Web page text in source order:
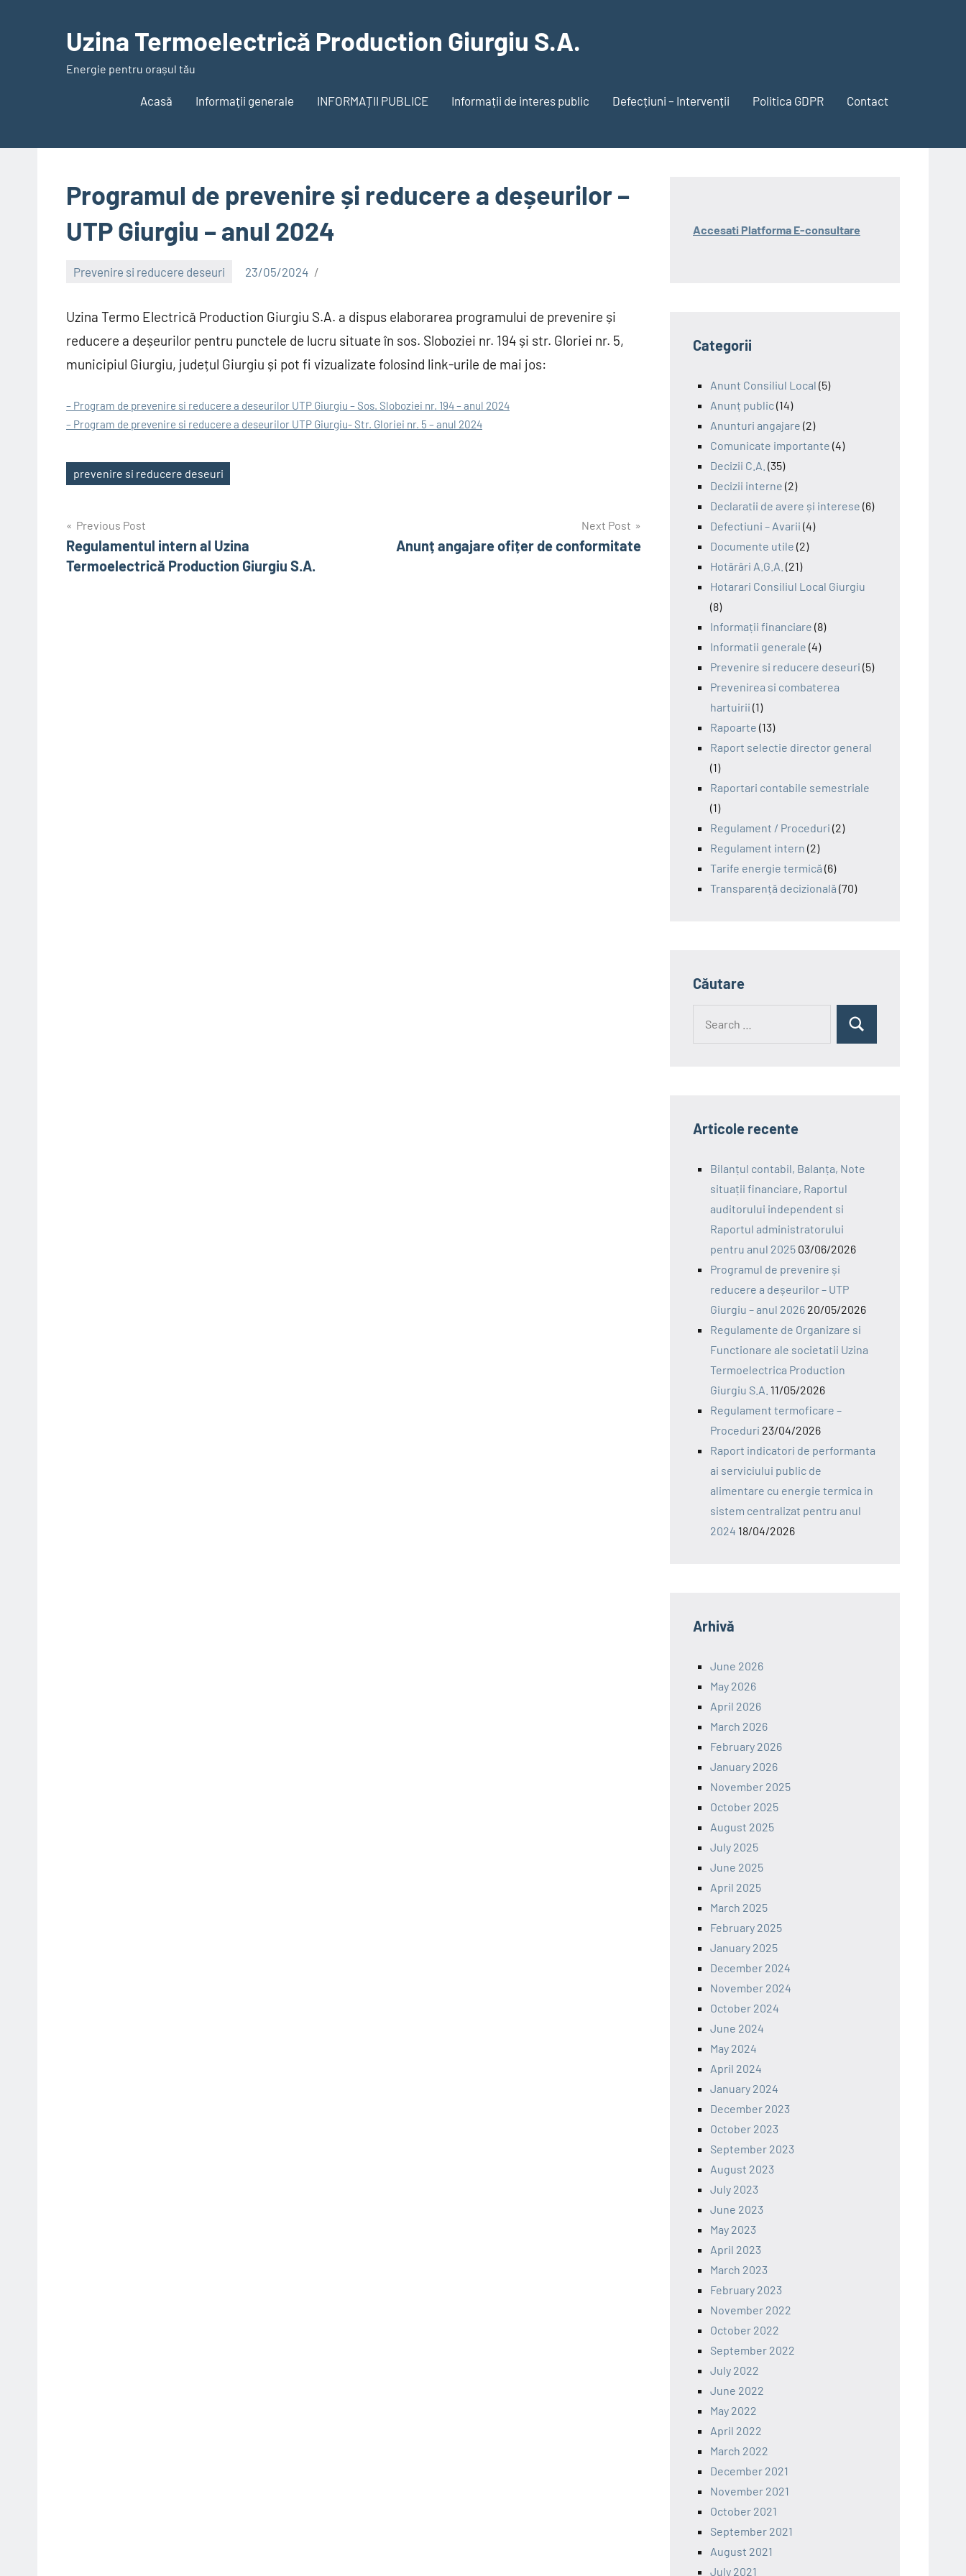
Uzina Termoelectrică Production Giurgiu S.A.
Energie pentru orașul tău
Acasă Informații generale INFORMAȚII PUBLICE Informații de interes public Defecțiuni – Intervenții Politica GDPR Contact
Programul de prevenire și reducere a deșeurilor –
UTP Giurgiu – anul 2024
Prevenire si reducere deseuri 23/05/2024
Uzina Termo Electrică Production Giurgiu S.A. a dispus elaborarea programului de prevenire și
reducere a deșeurilor pentru punctele de lucru situate în sos. Sloboziei nr. 194 și str. Gloriei nr. 5,
municipiul Giurgiu, județul Giurgiu și pot fi vizualizate folosind link-urile de mai jos:
– Program de prevenire si reducere a deseurilor UTP Giurgiu – Sos. Sloboziei nr. 194 – anul 2024
– Program de prevenire si reducere a deseurilor UTP Giurgiu- Str. Gloriei nr. 5 – anul 2024
Tags
prevenire si reducere deseuri
Post
navigation
Previous Post
Regulamentul intern al Uzina
Termoelectrică Production Giurgiu S.A.
Next Post
Anunț angajare ofițer de conformitate
Accesati Platforma E-consultare
Categorii
Anunt Consiliul Local (5)
Anunț public(14)
Anunturi angajare (2)
Comunicate importante (4)
Decizii C.A. (35)
Decizii interne (2)
Declaratii de avere și interese (6)
Defectiuni – Avarii (4)
Documente utile (2)
Hotărâri A.G.A. (21)
Hotarari Consiliul Local Giurgiu
(8)
Informații financiare (8)
Informatii generale (4)
Prevenire si reducere deseuri (5)
Prevenirea si combaterea
hartuirii (1)
Rapoarte (13)
Raport selectie director general
(1)
Raportari contabile semestriale
(1)
Regulament / Proceduri (2)
Regulament intern (2)
Tarife energie termică (6)
Transparență decizională (70)
Căutare
Search
Articole recente
Bilanțul contabil, Balanța, Note
situații financiare, Raportul
auditorului independent si
Raportul administratorului
pentru anul 2025 03/06/2026
Programul de prevenire și
reducere a deșeurilor – UTP
Giurgiu – anul 2026 20/05/2026
Regulamente de Organizare si
Functionare ale societatii Uzina
Termoelectrica Production
Giurgiu S.A. 11/05/2026
Regulament termoficare –
Proceduri 23/04/2026
Raport indicatori de performanta
ai serviciului public de
alimentare cu energie termica in
sistem centralizat pentru anul
2024 18/04/2026
Arhivă
June 2026
May 2026
April 2026
March 2026
February 2026
January 2026
November 2025
October 2025
August 2025
July 2025
June 2025
April 2025
March 2025
February 2025
January 2025
December 2024
November 2024
October 2024
June 2024
May 2024
April 2024
January 2024
December 2023
October 2023
September 2023
August 2023
July 2023
June 2023
May 2023
April 2023
March 2023
February 2023
November 2022
October 2022
September 2022
July 2022
June 2022
May 2022
April 2022
March 2022
December 2021
November 2021
October 2021
September 2021
August 2021
July 2021